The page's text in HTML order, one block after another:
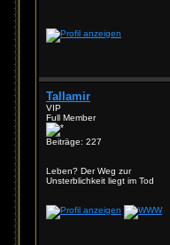
Tallamir
VIP
Full Member
Beiträge: 227
Leben? Der Weg zur
Unsterblichkeit liegt im Tod